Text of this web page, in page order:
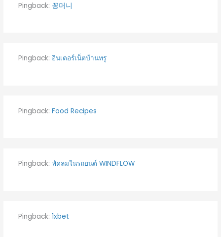
Pingback: 꽁머니
Pingback: อินเตอร์เน็ตบ้านทรู
Pingback: Food Recipes
Pingback: พัดลมในรถยนต์ WINDFLOW
Pingback: 1xbet